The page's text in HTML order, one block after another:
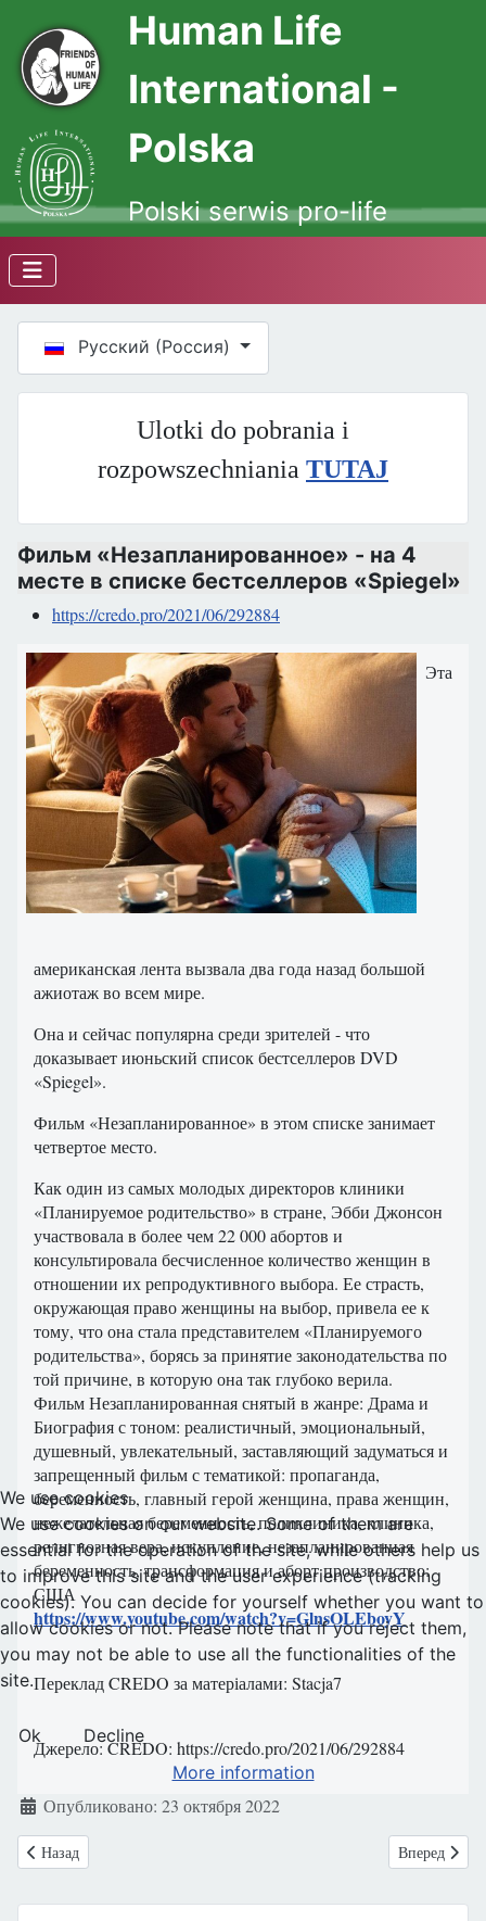
Human Life
International -
Polska
Polski serwis pro-life
Русский (Россия)
Ulotki do pobrania i
rozpowszechniania TUTAJ
Фильм «Незапланированное» - на 4
месте в списке бестселлеров «Spiegel»
https://credo.pro/2021/06/292884
Эта
американскаялента вызвала два года назадбольшой
ажиотажво всеммире.
Она и сейчаспопулярна среди зрителей -что
доказываетиюньский списокбестселлеров DVD
«Spiegel».
Фильм «Незапланированное» в этом спискезанимает
четвертое место.
Как один из самых молодых директоров клиники
«Планируемое родительство» в стране, Эбби Джонсон
участвовала в более чем 22 000 абортов и
консультировала бесчисленное количество женщин в
отношении их репродуктивного выбора. Ее страсть,
окружающая право женщины на выбор, привела ее к
тому, что она стала представителем «Планируемого
родительства», борясь за принятие законодательства по
той причине, в которую она так глубоко верила.
Фильм Незапланированная снятый в жанре: Драма и
Биография с тоном: реалистичный, эмоциональный,
душевный, увлекательный, заставляющий задуматься и
запрещенный фильм с тематикой: пропаганда,
беременность, главный герой женщина, права женщин,
нежелательная беременность, поликлиника, клиника,
религиозная вера, искупление, незапланированная
беременность, трансформация и аборт производство:
США
https://www.youtube.com/watch?v=GlnsOLEboyY
Переклад CREDO за матеріалами: Stacja7
Джерело: CREDO: https://credo.pro/2021/06/292884
Информация о материале
Опубликовано: 23 октября 2022
Предыдущий: УМЕРЕТЬ ДОСТОЙНО: Паллиативная помощь?
Назад Следующий:
Вперед
We use cookies
We use cookies on our website. Some of them are
essential for the operation of the site, while others help us
to improve this site and the user experience (tracking
cookies). You can decide for yourself whether you want to
allow cookies or not. Please note that if you reject them,
you may not be able to use all the functionalities of the
site.
Ok
Decline
More information